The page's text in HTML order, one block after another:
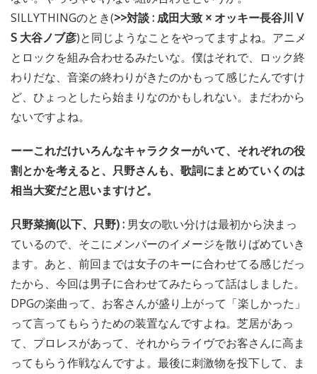
SILLYTHINGのとき(>>対談 : 成田大致 × オッキー長谷川 V
S 大谷ノブ彦)と同じようなことをやってますよね。アニメ
とロックを組み合わせるみたいな。僕はそれで、ロック終
わりだな、音楽の終わりがきたのかもって感じたんですけ
ど、ひょっとしたら始まりなのかもしれない。まだわから
ないですよね。
ーーこれだけいろんなキャラクターがいて、それぞれの役
割とかを考えると、只野さんも、歌詞にまとめていくのは
相当大変だと思いますけど。
只野菜摘(以下、只野) : 男女の歌い分けは最初から決まっ
ているので、そこにメンバーのイメージを散りばめていき
ます。あと、前回までは女子のキーに合わせてる感じだっ
たから、今回は男子に合わせてみたらって話はしました。
DPGの楽曲って、お客さんが盛り上がって「楽しかった」
って言ってもらうための装置なんですよね。芝居があっ
て、プロレスがあって、それからライヴでお客さんに高ま
ってもらう作戦なんですよ。最後に刺激物を投下して、ま